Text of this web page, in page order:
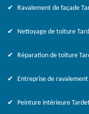
Ravalement de façade
Nettoyage de toiture
Réparation de toiture
Entreprise de ravalement
Peinture intérieure